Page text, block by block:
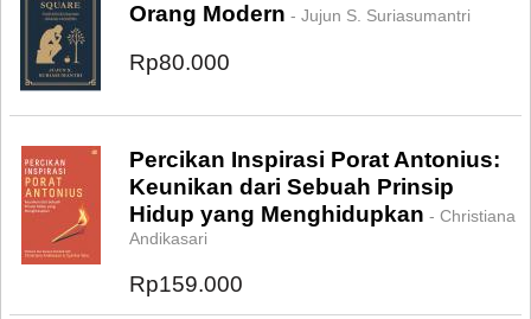
Orang Modern - Jujun S. Suriasumantri
Rp80.000
Percikan Inspirasi Porat Antonius:
Keunikan dari Sebuah Prinsip
Hidup yang Menghidupkan - Christiana
Andikasari
Rp159.000